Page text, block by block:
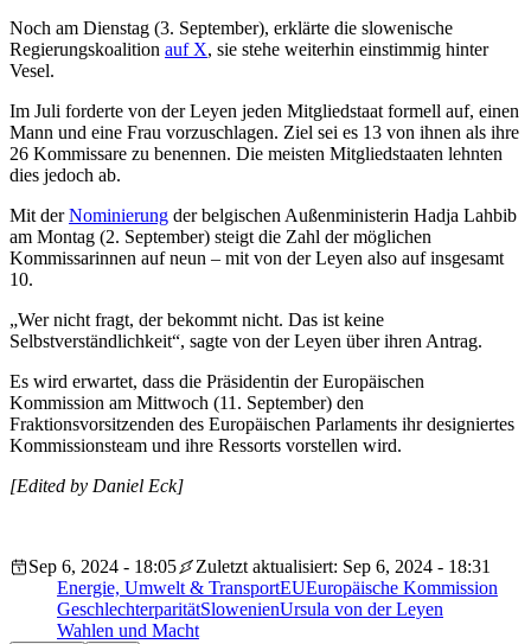
Noch am Dienstag (3. September), erklärte die slowenische
Regierungskoalition auf X, sie stehe weiterhin einstimmig hinter
Vesel.
Im Juli forderte von der Leyen jeden Mitgliedstaat formell auf, einen
Mann und eine Frau vorzuschlagen. Ziel sei es 13 von ihnen als ihre
26 Kommissare zu benennen. Die meisten Mitgliedstaaten lehnten
dies jedoch ab.
Mit derNominierung der belgischen Außenministerin Hadja Lahbib
am Montag (2. September) steigt die Zahl der möglichen
Kommissarinnen auf neun – mit von der Leyen also auf insgesamt
10.
„Wer nicht fragt, der bekommt nicht. Das ist keine
Selbstverständlichkeit“, sagte von der Leyen über ihren Antrag.
Es wird erwartet, dass die Präsidentin der Europäischen
Kommission am Mittwoch (11. September) den
Fraktionsvorsitzenden des Europäischen Parlaments ihr designiertes
Kommissionsteam und ihre Ressorts vorstellen wird.
[Edited by Daniel Eck]
Sep 6, 2024 - 18:05
Zuletzt aktualisiert: Sep 6, 2024 - 18:31
Energie, Umwelt & TransportEUEuropäische Kommission
GeschlechterparitätSlowenienUrsula von der Leyen
Wahlen und Macht